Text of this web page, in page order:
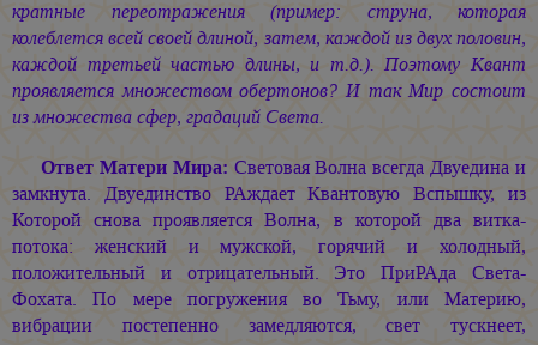
кратные переотражения (пример: струна, которая
колеблется всей своей длиной, затем, каждой из двух половин,
каждой третьей частью длины, и т.д.). Поэтому Квант
проявляется множеством обертонов? И так Мир состоит
из множества сфер, градаций Света.
Ответ Матери Мира: Световая Волна всегда Двуедина и
замкнута. Двуединство РАждает Квантовую Вспышку, из
Которой снова проявляется Волна, в которой два витка-
потока: женский и мужской, горячий и холодный,
положительный и отрицательный. Это ПриРАда Света-
Фохата. По мере погружения во Тьму, или Материю,
вибрации постепенно замедляются, свет тускнеет,